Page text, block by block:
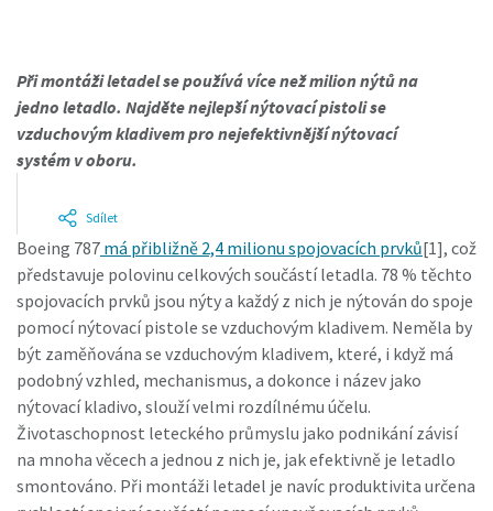
Je čas na kalibraci?
Zabezpečte si kvalitu a snižte počet vad díky kalibraci
nářadí a akreditované kalibraci zajištění kvality.
Nechte si nářadí správně zkalibrovat již nyní!
Při montáži letadel se používá více než milion nýtů na
jedno letadlo. Najděte nejlepší nýtovací pistoli se
vzduchovým kladivem pro nejefektivnější nýtovací
systém v oboru.
Sdílet
Boeing 787 má přibližně 2,4 milionu spojovacích prvků[1], což
představuje polovinu celkových součástí letadla. 78 % těchto
spojovacích prvků jsou nýty a každý z nich je nýtován do spoje
pomocí nýtovací pistole se vzduchovým kladivem. Neměla by
být zaměňována se vzduchovým kladivem, které, i když má
podobný vzhled, mechanismus, a dokonce i název jako
nýtovací kladivo, slouží velmi rozdílnému účelu.
Životaschopnost leteckého průmyslu jako podnikání závisí
na mnoha věcech a jednou z nich je, jak efektivně je letadlo
smontováno. Při montáži letadel je navíc produktivita určena